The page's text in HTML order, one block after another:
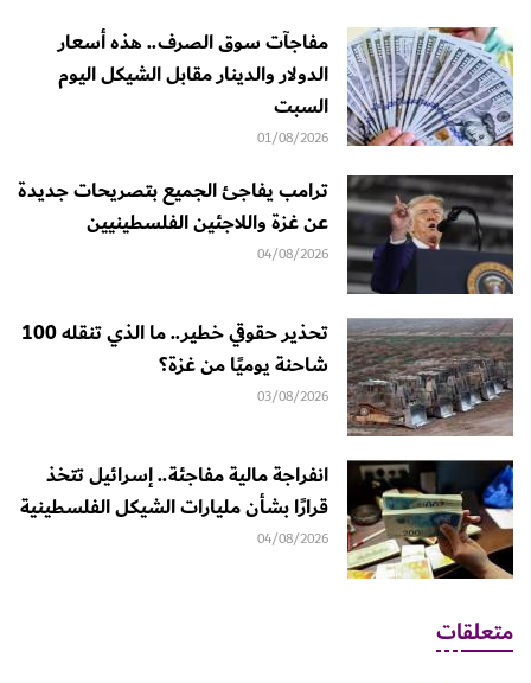
مفاجآت سوق الصرف.. هذه أسعار
الدولار والدينار مقابل الشيكل اليوم
السبت
01/08/2026
ترامب يفاجئ الجميع بتصريحات جديدة
عن غزة واللاجئين الفلسطينيين
04/08/2026
تحذير حقوقي خطير.. ما الذي تنقله 100
شاحنة يوميًا من غزة؟
03/08/2026
انفراجة مالية مفاجئة.. إسرائيل تتخذ
قرارًا بشأن مليارات الشيكل الفلسطينية
04/08/2026
متعلقات